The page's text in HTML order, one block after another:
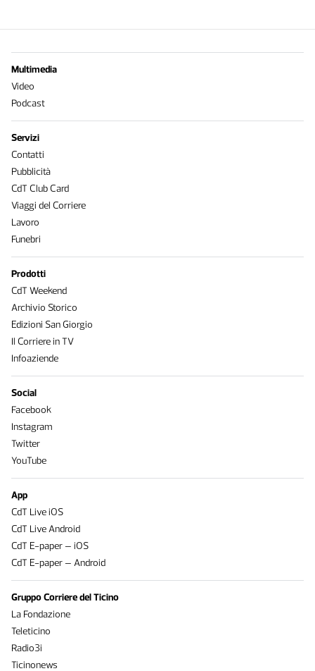
Multimedia
Video
Podcast
Servizi
Contatti
Pubblicità
CdT Club Card
Viaggi del Corriere
Lavoro
Funebri
Prodotti
CdT Weekend
Archivio Storico
Edizioni San Giorgio
Il Corriere in TV
Infoaziende
Social
Facebook
Instagram
Twitter
YouTube
App
CdT Live iOS
CdT Live Android
CdT E-paper – iOS
CdT E-paper – Android
Gruppo Corriere del Ticino
La Fondazione
Teleticino
Radio3i
Ticinonews